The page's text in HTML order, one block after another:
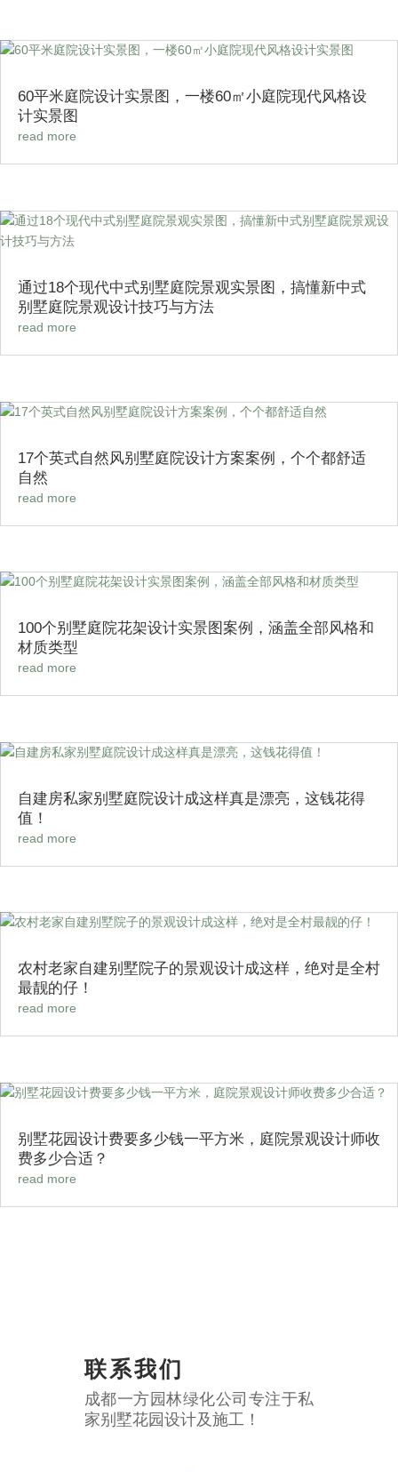
60平米庭院设计实景图，一楼60㎡小庭院现代风格设
计实景图
read more
通过18个现代中式别墅庭院景观实景图，搞懂新中式
别墅庭院景观设计技巧与方法
read more
17个英式自然风别墅庭院设计方案案例，个个都舒适
自然
read more
100个别墅庭院花架设计实景图案例，涵盖全部风格和
材质类型
read more
自建房私家别墅庭院设计成这样真是漂亮，这钱花得
值！
read more
农村老家自建别墅院子的景观设计成这样，绝对是全村
最靓的仔！
read more
别墅花园设计费要多少钱一平方米，庭院景观设计师收
费多少合适？
read more
联系我们
成都一方园林绿化公司专注于私
家别墅花园设计及施工！